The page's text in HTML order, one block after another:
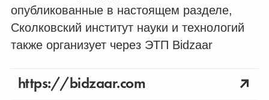
опубликованные в настоящем разделе,
Сколковский институт науки и технологий
также организует через ЭТП Bidzaar
https://bidzaar.com